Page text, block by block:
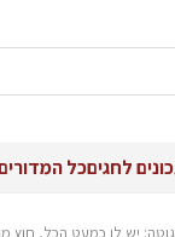
לחגיםכל
יש לו כמעט הכל, חוץ